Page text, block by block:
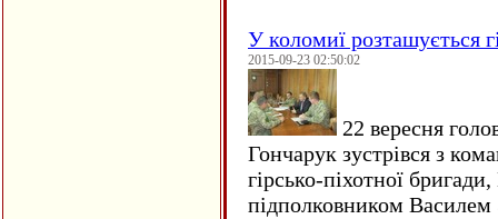
У коломиї розташується
2015-09-23 02:50:02
22 вересня
Гончарук зустрівся з
гірсько-піхотної
підполковником